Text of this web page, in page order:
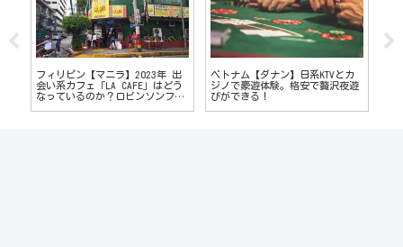
フィリピン【マニラ】2023年 出
会い系カフェ「LA CAFE」はどう
なっているのか？ロビンソンフー
ベトナム【ダナン】日系KTVとカ
ジノで豪遊体験。格安で贅沢夜遊
びができる！